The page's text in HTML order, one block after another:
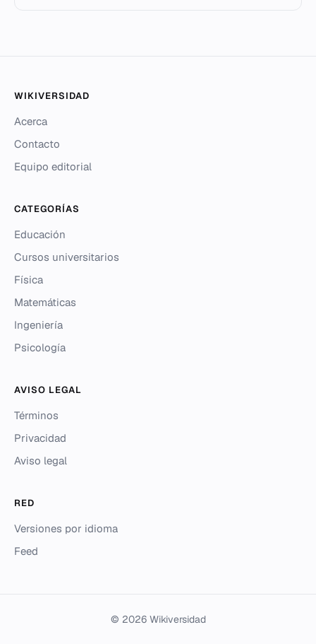
WIKIVERSIDAD
Acerca
Contacto
Equipo editorial
CATEGORÍAS
Educación
Cursos universitarios
Física
Matemáticas
Ingeniería
Psicología
AVISO LEGAL
Términos
Privacidad
Aviso legal
RED
Versiones por idioma
Feed
© 2026 Wikiversidad